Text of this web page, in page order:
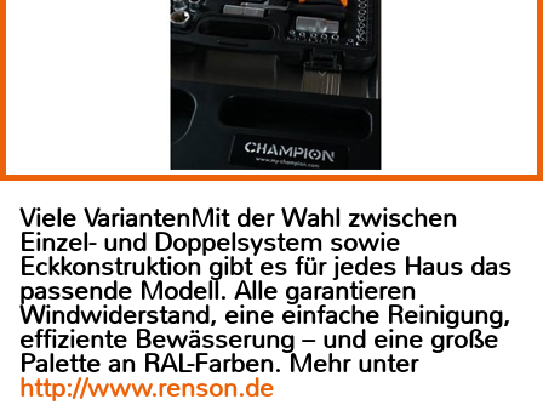
Viele VariantenMit der Wahl zwischen
Einzel- und Doppelsystem sowie
Eckkonstruktion gibt es für jedes Haus das
passende Modell. Alle garantieren
Windwiderstand, eine einfache Reinigung,
effiziente Bewässerung – und eine große
Palette an RAL-Farben. Mehr unter
http://www.renson.de